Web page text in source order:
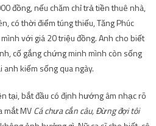
đồng, nếu chăm chỉ trả tiền thuê nhà,
có thời điểm túng thiếu, Tăng Phúc
với giá 20 triệu đồng. Anh cho biết
cố gắng chứng minh mình còn sống
kiếm sống qua ngày.
tại, bắt đầu có định hướng âm nhạc rõ
mắt MVCá chưa cắn câu, Đừng đợi tôi